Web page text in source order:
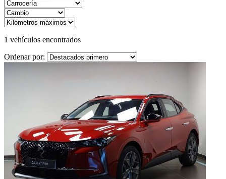
1 vehículos encontrados
Ordenar por: